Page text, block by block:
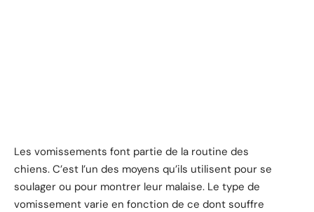
Les vomissements font partie de la routine des
chiens. C’est l’un des moyens qu’ils utilisent pour se
soulager ou pour montrer leur malaise. Le type de
vomissement varie en fonction de ce dont souffre